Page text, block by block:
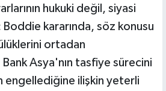
hukuki değil, siyasi
Boddie kararında, söz konusu
ortadan
Bank Asya'nın tasfiye sürecini
engellediğine ilişkin yeterli